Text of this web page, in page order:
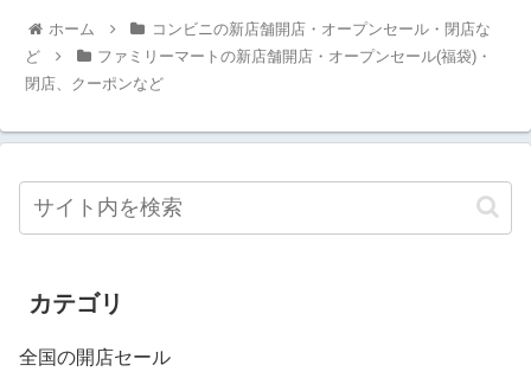
ホーム
コンビニの新店舗開店・オープンセール・閉店な
ど
ファミリーマートの新店舗開店・オープンセール(福袋)・
閉店、クーポンなど
カテゴリ
全国の開店セール